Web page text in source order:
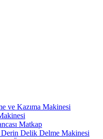
ve Kazıma Makinesi
Matkap
Delik Delme Makinesi